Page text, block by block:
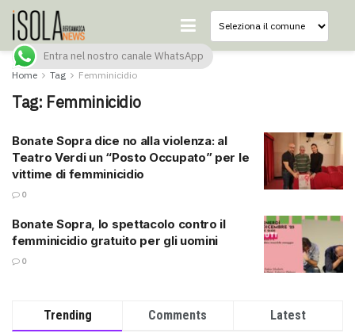
Home Tag Femminicidio
Tag: Femminicidio
Bonate Sopra dice no alla violenza: al
Teatro Verdi un “Posto Occupato” per le
vittime di femminicidio
0
Bonate Sopra, lo spettacolo contro il
femminicidio gratuito per gli uomini
0
Trending Comments Latest
Entra nel nostro canale WhatsApp